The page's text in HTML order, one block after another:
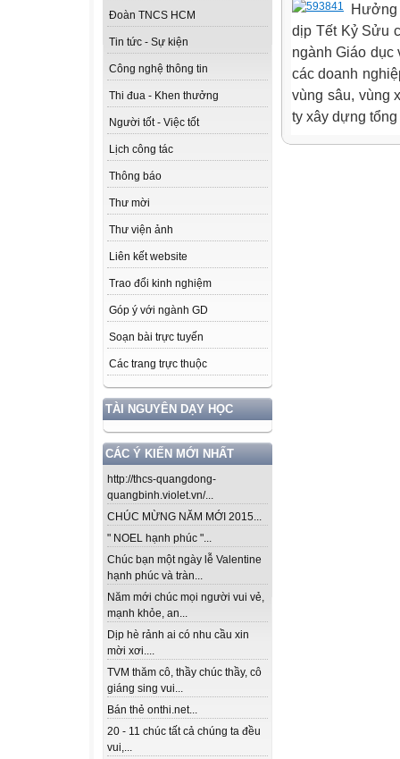
Đoàn TNCS HCM
Tin tức - Sự kiện
Công nghệ thông tin
Thi đua - Khen thưởng
Người tốt - Việc tốt
Lịch công tác
Thông báo
Thư mời
Thư viện ảnh
Liên kết website
Trao đổi kinh nghiệm
Góp ý với ngành GD
Soạn bài trực tuyến
Các trang trực thuộc
TÀI NGUYÊN DẠY HỌC
CÁC Ý KIẾN MỚI NHẤT
http://thcs-quangdong-
quangbinh.violet.vn/...
CHÚC MỪNG NĂM MỚI 2015...
" NOEL hạnh phúc "...
Chúc bạn một ngày lễ Valentine
hạnh phúc và tràn...
Năm mới chúc mọi người vui vẻ,
mạnh khỏe, an...
Dịp hè rảnh ai có nhu cầu xin
mời xơi....
TVM thăm cô, thầy chúc thầy, cô
giáng sing vui...
Bán thẻ onthi.net...
20 - 11 chúc tất cả chúng ta đều
vui,...
Hưởng
dịp Tết Kỷ Sửu
ngành Giáo
các doanh
vùng sâu, vùng
ty xây dựng